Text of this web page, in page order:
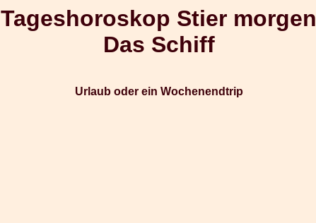
Tageshoroskop Stier morgen
Das Schiff
Urlaub oder ein Wochenendtrip